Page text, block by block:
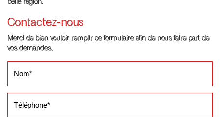
belle région.
Contactez-nous
Merci de bien vouloir remplir ce formulaire afin de nous faire part de
vos demandes.